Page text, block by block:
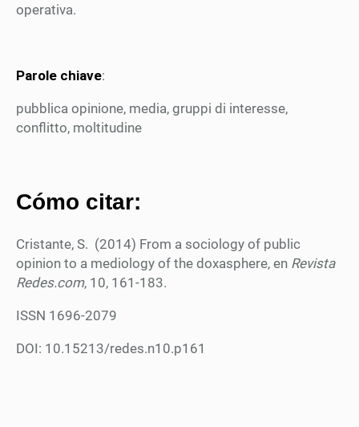
operativa.
Parole chiave:
pubblica opinione, media, gruppi di interesse,
conflitto, moltitudine
Cómo citar:
Cristante, S. (2014) From a sociology of public
opinion to a mediology of the doxasphere, en Revista
Redes.com, 10, 161-183.
ISSN 1696-2079
DOI: 10.15213/redes.n10.p161